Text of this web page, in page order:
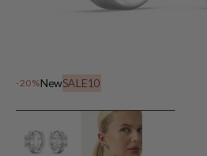
-20%NewSALE10